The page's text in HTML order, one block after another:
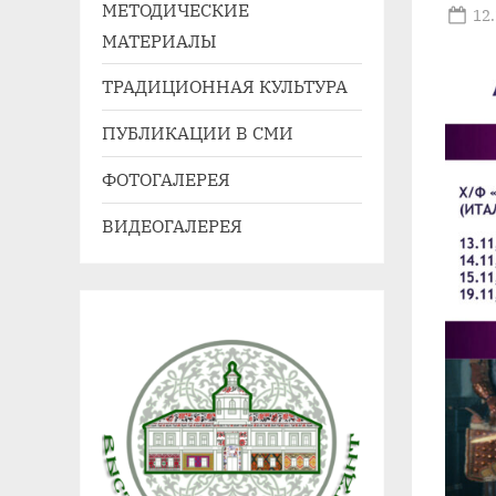
41,
agdnt@yandex.ru
тел./
+7
(3852)
МЕТОДИЧЕСКИЕ
МАТЕРИАЛЫ
ТРАДИЦИОННАЯ КУЛЬТУРА
ПУБЛИКАЦИИ В СМИ
ФОТОГАЛЕРЕЯ
ВИДЕОГАЛЕРЕЯ